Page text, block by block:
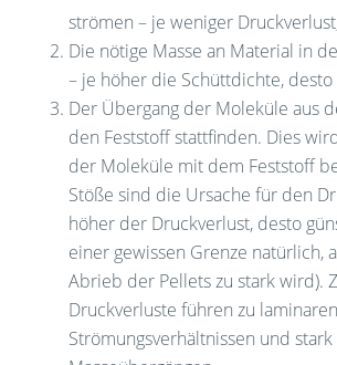
strömen – je weniger
Die nötige Masse an Material in
– je höher die Schüttdichte, desto
Der Übergang der Moleküle aus
den Feststoff stattfinden. Dies
der Moleküle mit dem Feststoff
Stöße sind die Ursache für den
höher der Druckverlust, desto
einer gewissen Grenze natürlich,
Abrieb der Pellets zu stark wird).
Druckverluste führen zu laminaren
Strömungsverhältnissen und